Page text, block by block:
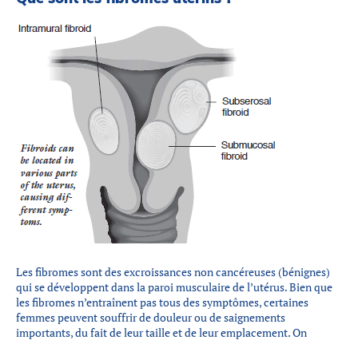
Les fibromes sont des excroissances non cancéreuses (bénignes)
qui se développent dans la paroi musculaire de l’utérus. Bien que
les fibromes n’entraînent pas tous des symptômes, certaines
femmes peuvent souffrir de douleur ou de saignements
importants, du fait de leur taille et de leur emplacement. On